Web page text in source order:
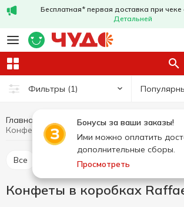
Бесплатная* первая доставка при чеке
Детальней
Фильтры (1)
Бонусы за ваши заказы!
Ими можно оплатить
дополнительные сборы.
Просмотреть
Главная Сладости Конфеты
Все Конфеты весовые
Конфеты в коробках